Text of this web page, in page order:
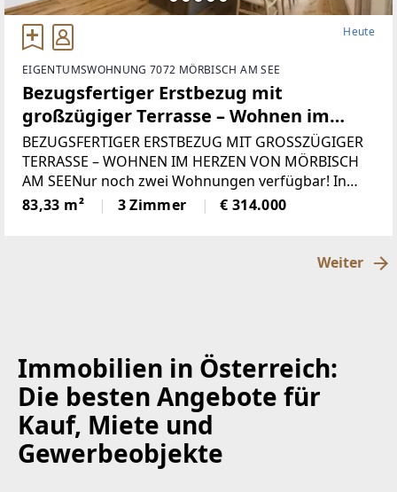
Heute
EIGENTUMSWOHNUNG 7072 MÖRBISCH AM SEE
Bezugsfertiger Erstbezug mit
großzügiger Terrasse – Wohnen im
Herzen von Mörbisch am See
BEZUGSFERTIGER ERSTBEZUG MIT GROSSZÜGIGER
TERRASSE – WOHNEN IM HERZEN VON MÖRBISCH
AM SEENur noch zwei Wohnungen verfügbar! In
einem liebevoll revitalisierten Wohnensemble mit
lediglich fünf Wohneinheiten erwartet Sie ein
83,33 m² 3 Zimmer € 314.000
Weiter
Immobilien in Österreich:
Die besten Angebote für
Kauf, Miete und
Gewerbeobjekte